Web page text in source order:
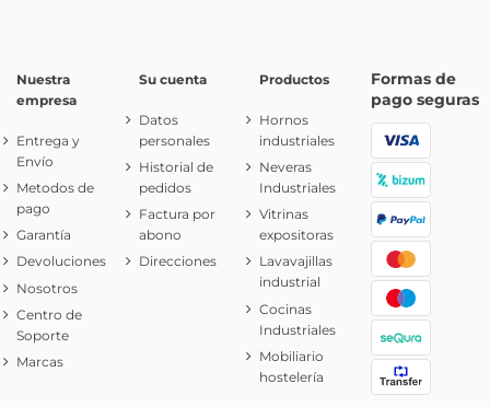
Nuestra
empresa
Entrega y
Envío
Metodos de
pago
Garantía
Devoluciones
Nosotros
Centro de
Soporte
Marcas
Su cuenta
Datos
personales
Historial de
pedidos
Factura por
abono
Direcciones
Productos
Hornos
industriales
Neveras
Industriales
Vitrinas
expositoras
Lavavajillas
industrial
Cocinas
Industriales
Mobiliario
hostelería
Formas de
pago seguras